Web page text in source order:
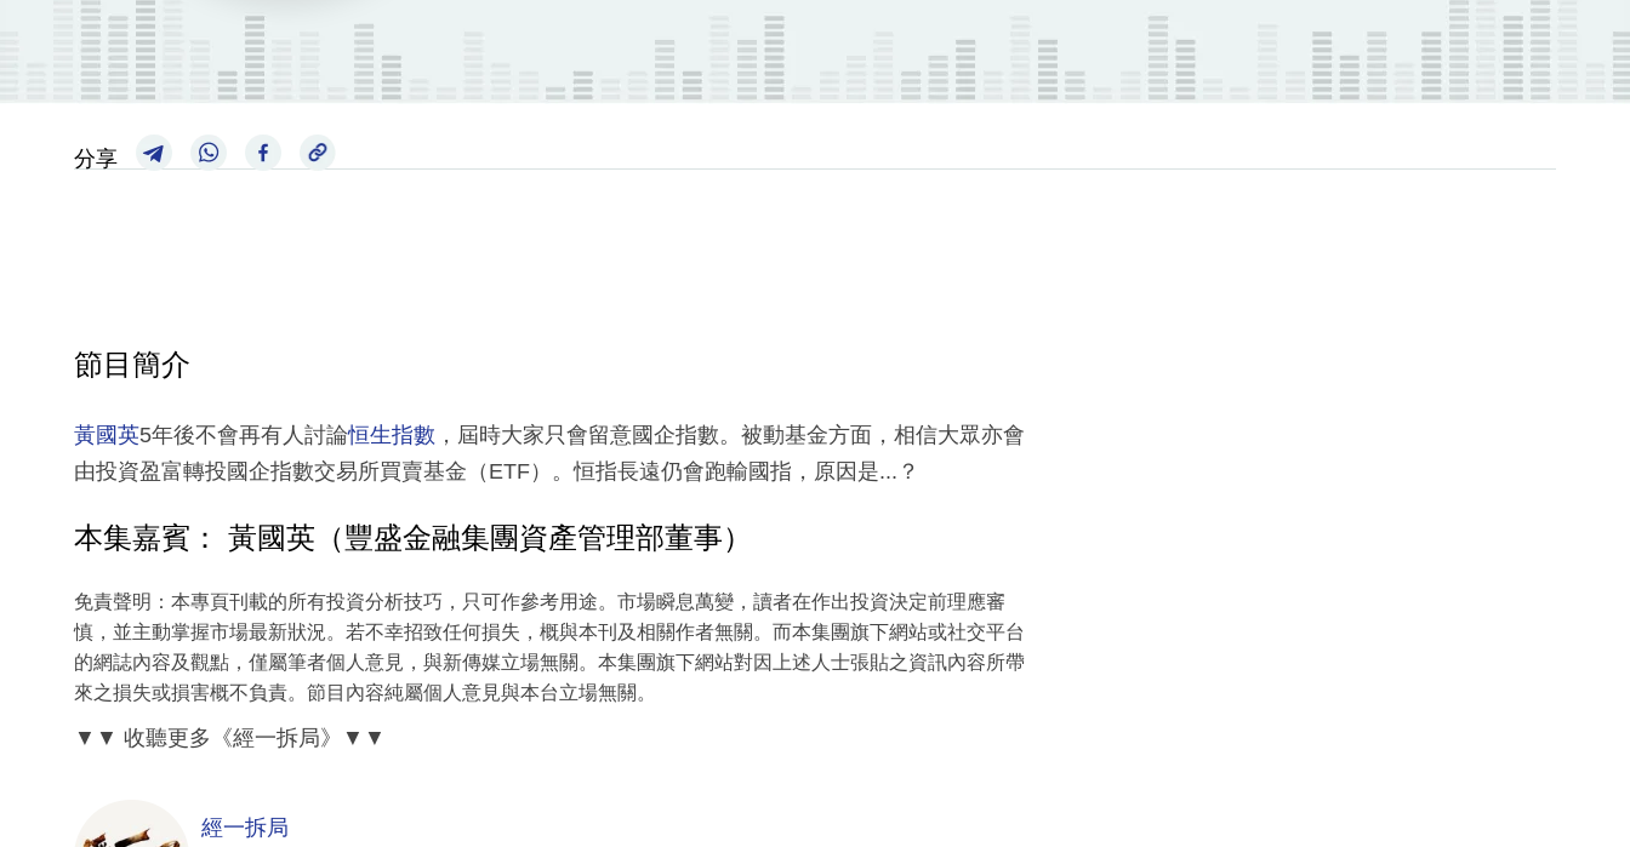
分享
節目簡介
黃國英5年後不會再有人討論恒生指數 ，屆時大家只會留意國企指數。被動基金方面，相信大眾亦會
由投資盈富轉投國企指數交易所買賣基金（ETF）。恒指長遠仍會跑輸國指，原因是...？
本集嘉賓： 黃國英（豐盛金融集團資產管理部董事）
免責聲明：本專頁刊載的所有投資分析技巧，只可作參考用途。市場瞬息萬變，讀者在作出投資決定前理應審
慎，並主動掌握市場最新狀況。若不幸招致任何損失，概與本刊及相關作者無關。而本集團旗下網站或社交平台
的網誌內容及觀點，僅屬筆者個人意見，與新傳媒立場無關。本集團旗下網站對因上述人士張貼之資訊內容所帶
來之損失或損害概不負責。節目內容純屬個人意見與本台立場無關。
▼▼ 收聽更多《經一拆局》▼▼
經一拆局